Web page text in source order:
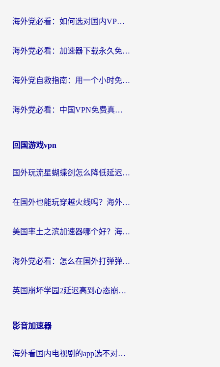
海外党必看：如何选对国内VPN，实现无缝访问国内资源？
海外党必看：加速器下载永久免费版真的存在吗？教你无缝访问国内资源的正确姿势
海外党自救指南：用一个小时免费加速器，轻松打破国内资源访问壁垒？
海外党必看：中国VPN免费真的靠谱吗？手把手教你选对回国加速器
回国游戏vpn
国外玩流星蝴蝶剑怎么降低延迟？海外党必看的加速秘籍（含欧洲鸣潮&彩虹岛优化攻略）
在国外也能玩穿越火线吗？海外玩家国服游戏畅玩终极指南
美国率土之滨加速器哪个好？海外党国服游戏畅玩终极指南（附多游戏解决方案）
海外党必看：怎么在国外打弹弹堂不卡？番茄加速器亲测指南
英国崩坏学园2延迟高到心态崩？海外党国服游戏加速终极指南
影音加速器
海外看国内电视剧的app选不对？这份回国加速器避坑指南帮你流畅追剧